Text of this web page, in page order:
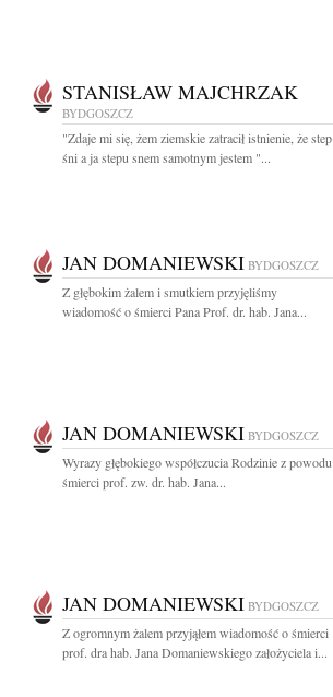
STANISŁAW MAJCHRZAK
BYDGOSZCZ
"Zdaje mi się, żem ziemskie zatracił istnienie, że step
śni a ja stepu snem samotnym jestem "...
JAN DOMANIEWSKI BYDGOSZCZ
Z głębokim żalem i smutkiem przyjęliśmy
wiadomość o śmierci Pana Prof. dr. hab. Jana...
JAN DOMANIEWSKI BYDGOSZCZ
Wyrazy głębokiego współczucia Rodzinie z powodu
śmierci prof. zw. dr. hab. Jana...
JAN DOMANIEWSKI BYDGOSZCZ
Z ogromnym żalem przyjąłem wiadomość o śmierci
prof. dra hab. Jana Domaniewskiego założyciela i...